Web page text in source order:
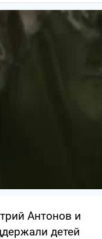
Антонов и
детей